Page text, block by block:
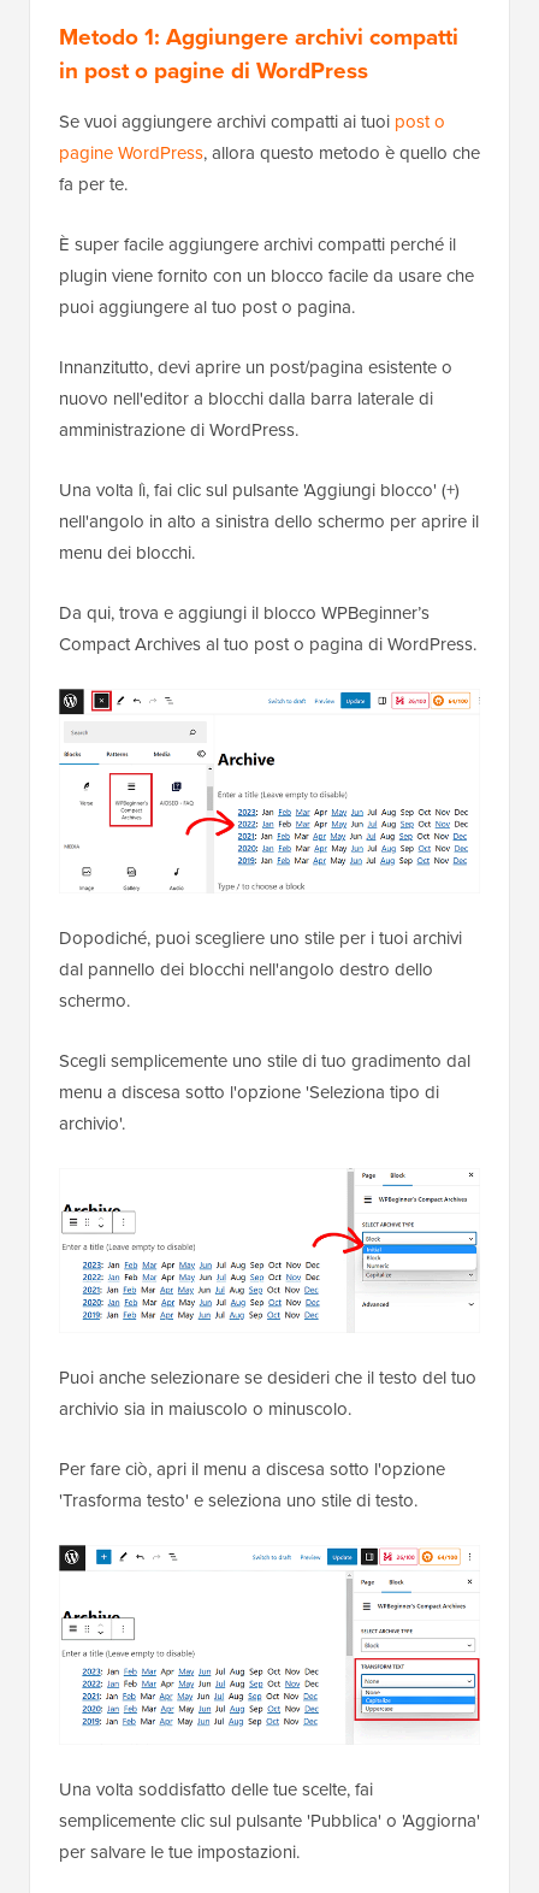
Metodo 1: Aggiungere archivi compatti
in post o pagine di WordPress
Se vuoi aggiungere archivi compatti ai tuoi post o
pagine WordPress, allora questo metodo è quello che
fa per te.
È super facile aggiungere archivi compatti perché il
plugin viene fornito con un blocco facile da usare che
puoi aggiungere al tuo post o pagina.
Innanzitutto, devi aprire un post/pagina esistente o
nuovo nell'editor a blocchi dalla barra laterale di
amministrazione di WordPress.
Una volta lì, fai clic sul pulsante 'Aggiungi blocco' (+)
nell'angolo in alto a sinistra dello schermo per aprire il
menu dei blocchi.
Da qui, trova e aggiungi il blocco WPBeginner’s
Compact Archives al tuo post o pagina di WordPress.
Dopodiché, puoi scegliere uno stile per i tuoi archivi
dal pannello dei blocchi nell'angolo destro dello
schermo.
Scegli semplicemente uno stile di tuo gradimento dal
menu a discesa sotto l'opzione 'Seleziona tipo di
archivio'.
Puoi anche selezionare se desideri che il testo del tuo
archivio sia in maiuscolo o minuscolo.
Per fare ciò, apri il menu a discesa sotto l'opzione
'Trasforma testo' e seleziona uno stile di testo.
Una volta soddisfatto delle tue scelte, fai
semplicemente clic sul pulsante 'Pubblica' o 'Aggiorna'
per salvare le tue impostazioni.